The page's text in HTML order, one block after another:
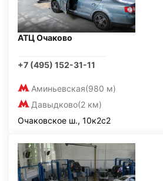
АТЦ Очаково
+7 (495) 152-31-11
Аминьевская(980 м)
Давыдково(2 км)
Очаковское ш., 10к2с2